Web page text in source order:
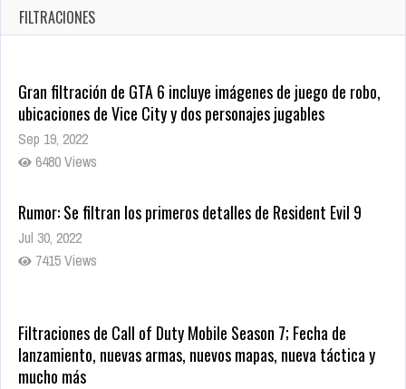
Oct 7, 2025
1756 Views
FILTRACIONES
Gran filtración de GTA 6 incluye imágenes de juego de robo,
ubicaciones de Vice City y dos personajes jugables
Sep 19, 2022
6480 Views
Rumor: Se filtran los primeros detalles de Resident Evil 9
Jul 30, 2022
7415 Views
Filtraciones de Call of Duty Mobile Season 7; Fecha de
lanzamiento, nuevas armas, nuevos mapas, nueva táctica y
mucho más